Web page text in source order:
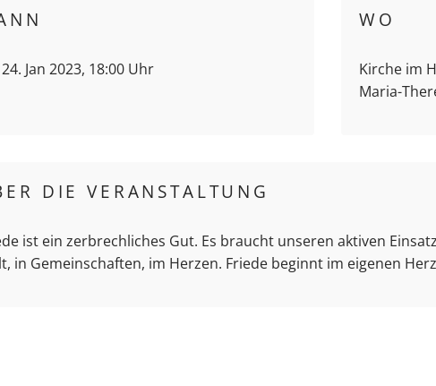
Jan 2023, 18:00 Uhr
WO
Kirche im
Maria-
DIE VERANSTALTUNG
ist ein zerbrechliches Gut. Es braucht unseren aktiven
in Gemeinschaften, im Herzen. Friede beginnt im eigenen